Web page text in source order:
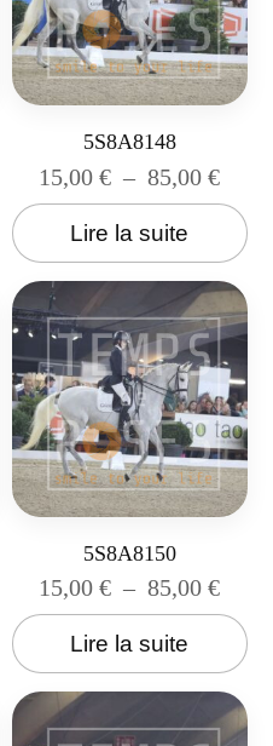
5S8A8148
15,00€ – 85,00€
Lire la suite
5S8A8150
15,00€ – 85,00€
Lire la suite